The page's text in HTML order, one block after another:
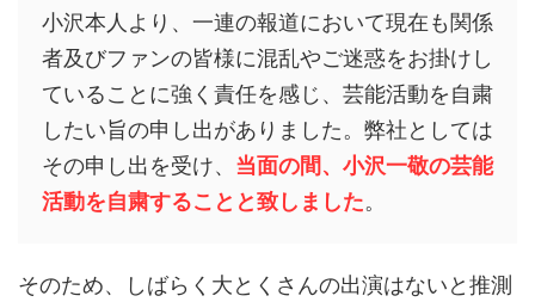
小沢本人より、一連の報道において現在も関係
者及びファンの皆様に混乱やご迷惑をお掛けし
ていることに強く責任を感じ、芸能活動を自粛
したい旨の申し出がありました。弊社としては
その申し出を受け、 当面の間、小沢一敬の芸能
活動を自粛することと致しました。
そのため、しばらく大とくさんの出演はないと推測